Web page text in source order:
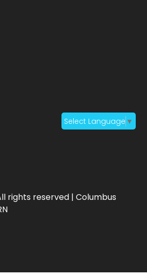
rights reserved | Columbus
Select Language ▼